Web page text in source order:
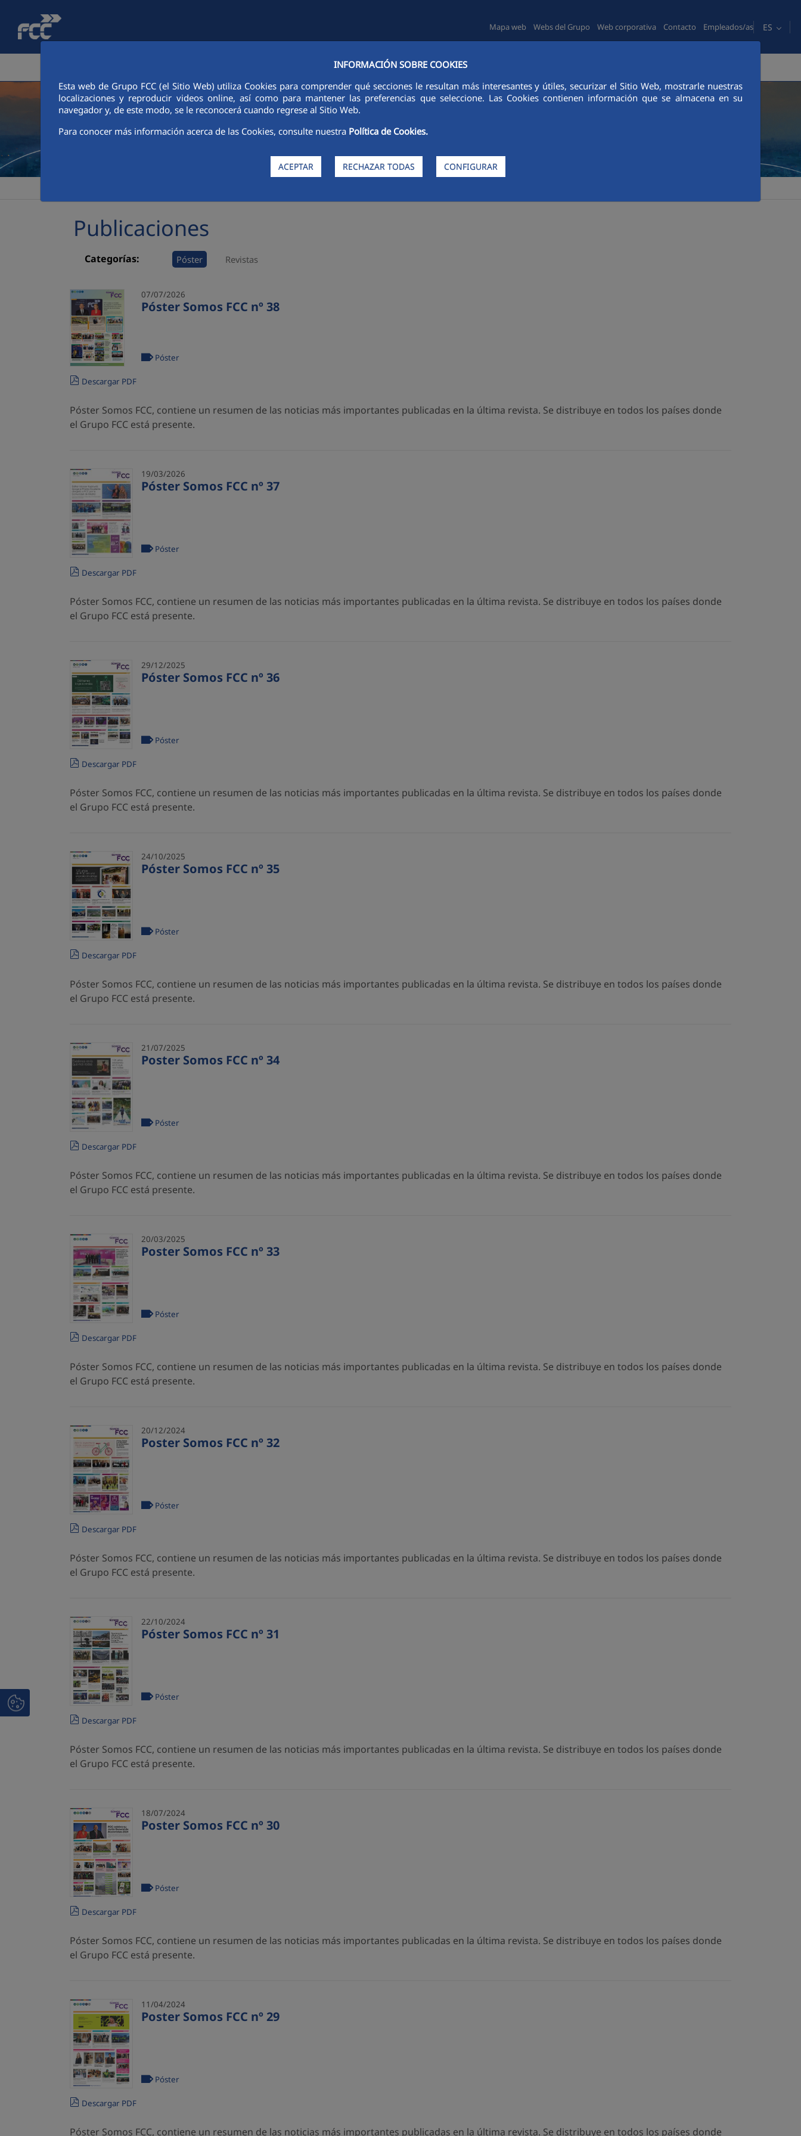
Saltar al contenido principal
INFORMACIÓN SOBRE COOKIES
Esta web de Grupo FCC (el Sitio Web) utiliza Cookies para comprender qué secciones le resultan más interesantes y útiles, securizar el Sitio Web, mostrarle nuestras
localizaciones y reproducir videos online, así como para mantener las preferencias que seleccione. Las Cookies contienen información que se almacena en su
navegador y, de este modo, se le reconocerá cuando regrese al Sitio Web.
Para conocer más información acerca de las Cookies, consulte nuestra Política de Cookies.
ACEPTAR RECHAZAR TODAS CONFIGURAR
Mapa web Webs del Grupo Web corporativa Contacto Empleados/as ES
SOSTENIBILIDAD GOBIERNO CORPORATIVO
Publicaciones
Categorías: Póster Revistas
07/07/2026
Póster Somos FCC nº 38
Descargar PDF
Póster
Póster Somos FCC, contiene un resumen de las noticias más importantes publicadas en la última revista. Se distribuye en todos los países donde
el Grupo FCC está presente.
19/03/2026
Póster Somos FCC nº 37
Descargar PDF
Póster
Póster Somos FCC, contiene un resumen de las noticias más importantes publicadas en la última revista. Se distribuye en todos los países donde
el Grupo FCC está presente.
29/12/2025
Póster Somos FCC nº 36
Descargar PDF
Póster
Póster Somos FCC, contiene un resumen de las noticias más importantes publicadas en la última revista. Se distribuye en todos los países donde
el Grupo FCC está presente.
24/10/2025
Póster Somos FCC nº 35
Descargar PDF
Póster
Póster Somos FCC, contiene un resumen de las noticias más importantes publicadas en la última revista. Se distribuye en todos los países donde
el Grupo FCC está presente.
21/07/2025
Poster Somos FCC nº 34
Descargar PDF
Póster
Póster Somos FCC, contiene un resumen de las noticias más importantes publicadas en la última revista. Se distribuye en todos los países donde
el Grupo FCC está presente.
20/03/2025
Poster Somos FCC nº 33
Descargar PDF
Póster
Póster Somos FCC, contiene un resumen de las noticias más importantes publicadas en la última revista. Se distribuye en todos los países donde
el Grupo FCC está presente.
20/12/2024
Poster Somos FCC nº 32
Descargar PDF
Póster
Póster Somos FCC, contiene un resumen de las noticias más importantes publicadas en la última revista. Se distribuye en todos los países donde
el Grupo FCC está presente.
22/10/2024
Póster Somos FCC nº 31
Descargar PDF
Póster
Póster Somos FCC, contiene un resumen de las noticias más importantes publicadas en la última revista. Se distribuye en todos los países donde
el Grupo FCC está presente.
18/07/2024
Poster Somos FCC nº 30
Descargar PDF
Póster
Póster Somos FCC, contiene un resumen de las noticias más importantes publicadas en la última revista. Se distribuye en todos los países donde
el Grupo FCC está presente.
11/04/2024
Poster Somos FCC nº 29
Descargar PDF
Póster
Póster Somos FCC, contiene un resumen de las noticias más importantes publicadas en la última revista. Se distribuye en todos los países donde